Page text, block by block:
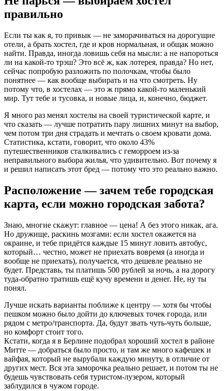
правильно
Если ты как я, то привык — не заморачиваться на дорогущие
отели, а брать хостел, где и кров нормальная, и общак можно
найти. Правда, иногда ловишь себя на мысли: а не напороться
ли на какой-то трэш? Это всё ж, как лотерея, правда? Но нет,
сейчас попробую разложить по полочкам, чтобы было
понятнее — как вообще выбирать и на что смотреть. Ну
потому что, в хостелах — это ж прямо какой-то маленький
мир. Тут тебе и тусовка, и новые лица, и, конечно, бюджет.
Я много раз менял хостелы на своей туристической карте, и
что сказать — лучше потратить пару лишних минут на выбор,
чем потом три дня страдать и мечтать о своем кровати дома.
Статистика, кстати, говорит, что около 43%
путешественников сталкивались с геморроем из-за
неправильного выбора жилья, что удивительно. Вот почему я
и решил написать этот бред — потому что это реально важно.
Расположение — зачем тебе городская
карта, если можно городская забота?
Знаю, многие скажут: главное — цена! А без этого никак, ага.
Но дружище, раскинь мозгами: если хостел окажется на
окраине, и тебе придётся каждые 15 минут ловить автобус,
который… честно, может не приехать вовремя (а иногда и
вообще не приехать), получается, что дешевле реально не
будет. Представь, ты платишь 500 рублей за ночь, а на дорогу
туда-обратно тратишь ещё кучу времени и денег. Не, ну ты
понял.
Лучше искать варианты поближе к центру — хотя бы чтобы
пешком можно было дойти до ключевых точек города, или
рядом с метро/транспорта. Да, будут звать чуть-чуть больше,
но комфорт стоит того.
Кстати, когда я в Берлине подобрал хороший хостел в районе
Митте — добраться было просто, и там же много кафешек и
вайфая, который не вырубали каждую минуту, в отличие от
других мест. Вся эта заморочка реально решает, и потом ты не
будешь чувствовать себя туристом-лузером, который
заблудился в чужом городе.